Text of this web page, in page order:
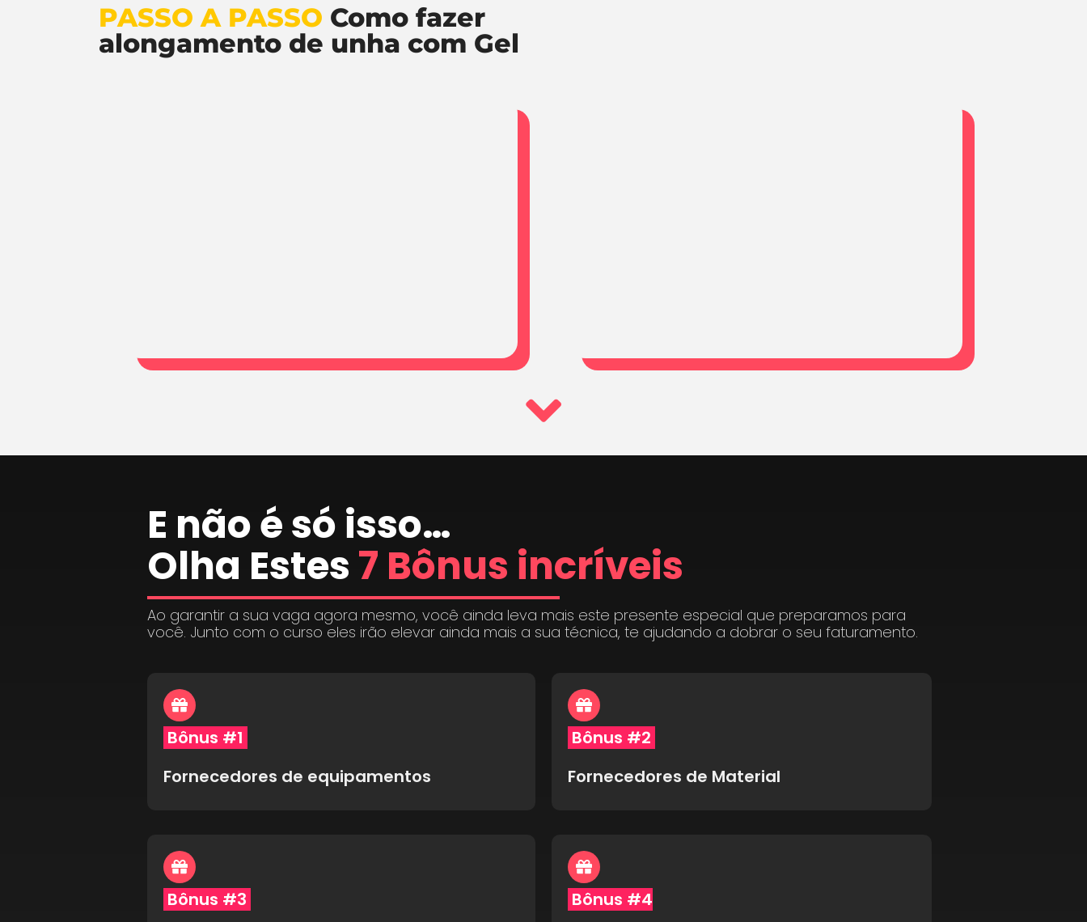
PASSO A PASSO Como fazer
alongamento de unha com Gel
E não é só isso…
Olha Estes 7 Bônus incríveis
Ao garantir a sua vaga agora mesmo, você ainda leva mais este presente especial que preparamos para
você. Junto com o curso eles irão elevar ainda mais a sua técnica, te ajudando a dobrar o seu faturamento.
Bônus #1
Fornecedores de equipamentos
Bônus #2
Fornecedores de Material
Bônus #3 Bônus #4